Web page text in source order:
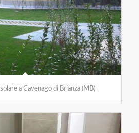
a Cavenago di Brianza (MB)